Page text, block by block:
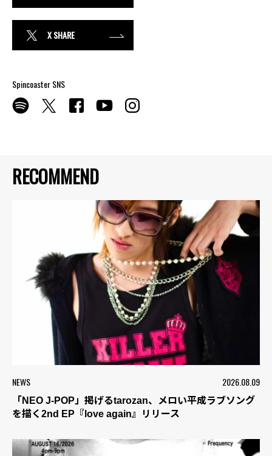
RECOMMEND
NEWS 2026.08.09
「NEO J-POP」掲げるtarozan、メロい平成ラブソング
を描く2nd EP『love again』リリース
X SHARE
Spincoaster SNS